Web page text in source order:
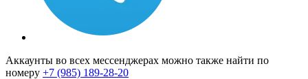
Аккаунты во всех мессенджерах можно также найти по
номеру +7 (985) 189-28-20